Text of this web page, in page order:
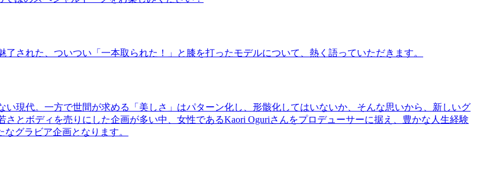
された、ついつい「一本取られた！」と膝を打ったモデルについて、熱く語っていただきます。
現代。一方で世間が求める「美しさ」はパターン化し、形骸化してはいないか、そんな思いから、新しいグ
とボディを売りにした企画が多い中、女性であるKaori Oguriさんをプロデューサーに据え、豊かな人生経験
グラビア企画となります。